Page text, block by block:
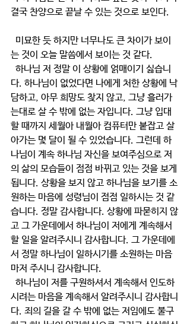
결국 찬양으로 끝날 수 있는 것으로 보인다.
는 것이 오늘 말씀에서 보이는 것 같다.
다. 하나님이 없었다면 나에게 처한 상황에 낙
담하고, 아무 희망도 찾지 않고, 그냥 흘러가
는대로 살 수 밖에 없는 자입니다. 그냥 입대
할 때까지 세월아 내월아 컴퓨터만 붙잡고 살
아가는 몇 달이 될 수 있었습니다. 그런데 하
나님이 계속 하나님 자신을 보여주심으로 저
의 삶의 모습들이 점점 바뀌고 있는 것을 보게
됩니다. 상황을 보지 않고 하나님을 보기를 소
원하는 마음에 성령님이 점점 일하시는 것 같
습니다. 정말 감사합니다. 상황에 파묻히지 않
고 그 가운데에서 하나님이 저에게 계속해서
할 일을 알려주시니 감사합니다. 그 가운데에
서 정말 하나님이 일하시기를 소원하는 마음
마저 주시니 감사합니다.
시려는 마음을 계속해서 알려주시니 감사합니
다. 죄의 길을 갈 수 밖에 없는 저임에도 불구